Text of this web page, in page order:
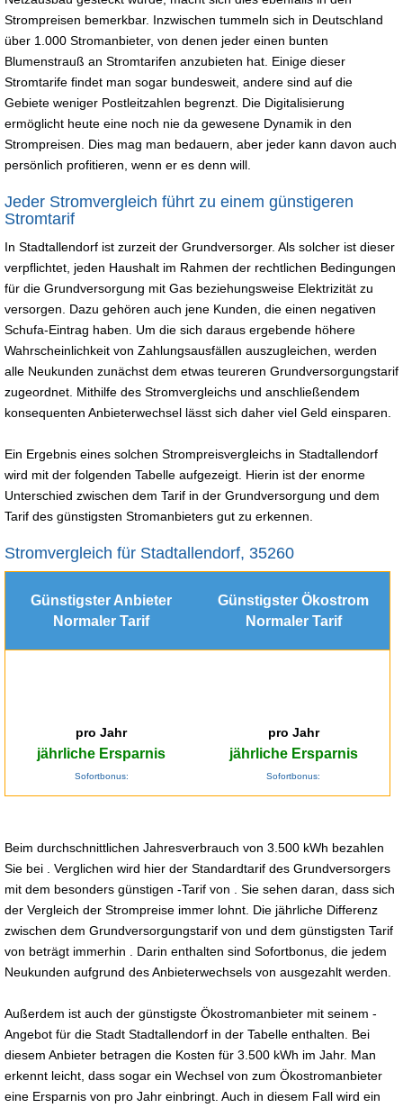
Strompreisen bemerkbar. Inzwischen tummeln sich in Deutschland
über 1.000 Stromanbieter, von denen jeder einen bunten
Blumenstrauß an Stromtarifen anzubieten hat. Einige dieser
Stromtarife findet man sogar bundesweit, andere sind auf die
Gebiete weniger Postleitzahlen begrenzt. Die Digitalisierung
ermöglicht heute eine noch nie da gewesene Dynamik in den
Strompreisen. Dies mag man bedauern, aber jeder kann davon auch
persönlich profitieren, wenn er es denn will.
Jeder Stromvergleich führt zu einem günstigeren
Stromtarif
In Stadtallendorf ist zurzeit der Grundversorger. Als solcher ist dieser
verpflichtet, jeden Haushalt im Rahmen der rechtlichen Bedingungen
für die Grundversorgung mit Gas beziehungsweise Elektrizität zu
versorgen. Dazu gehören auch jene Kunden, die einen negativen
Schufa-Eintrag haben. Um die sich daraus ergebende höhere
Wahrscheinlichkeit von Zahlungsausfällen auszugleichen, werden
alle Neukunden zunächst dem etwas teureren Grundversorgungstarif
zugeordnet. Mithilfe des Stromvergleichs und anschließendem
konsequenten Anbieterwechsel lässt sich daher viel Geld einsparen.
Ein Ergebnis eines solchen Strompreisvergleichs in Stadtallendorf
wird mit der folgenden Tabelle aufgezeigt. Hierin ist der enorme
Unterschied zwischen dem Tarif in der Grundversorgung und dem
Tarif des günstigsten Stromanbieters gut zu erkennen.
Stromvergleich für Stadtallendorf, 35260
Günstigster Anbieter
Normaler Tarif
Günstigster Ökostrom
Normaler Tarif
pro Jahr
jährliche Ersparnis
Sofortbonus:
pro Jahr
jährliche Ersparnis
Sofortbonus:
Beim durchschnittlichen Jahresverbrauch von 3.500 kWh bezahlen
Sie bei . Verglichen wird hier der Standardtarif des Grundversorgers
mit dem besonders günstigen -Tarif von . Sie sehen daran, dass sich
der Vergleich der Strompreise immer lohnt. Die jährliche Differenz
zwischen dem Grundversorgungstarif von und dem günstigsten Tarif
von beträgt immerhin . Darin enthalten sind Sofortbonus, die jedem
Neukunden aufgrund des Anbieterwechsels von ausgezahlt werden.
Außerdem ist auch der günstigste Ökostromanbieter mit seinem -
Angebot für die Stadt Stadtallendorf in der Tabelle enthalten. Bei
diesem Anbieter betragen die Kosten für 3.500 kWh im Jahr. Man
erkennt leicht, dass sogar ein Wechsel von zum Ökostromanbieter
eine Ersparnis von pro Jahr einbringt. Auch in diesem Fall wird ein